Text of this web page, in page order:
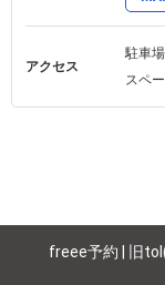
アクセス
駐車
スペ
freee予約 | 旧